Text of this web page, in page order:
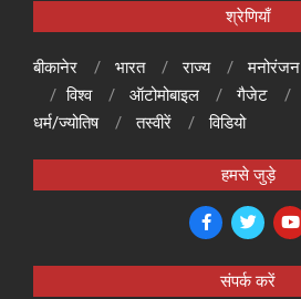
श्रेणियाँ
बीकानेर भारत राज्य मनोरंजन
विश्व
ऑटोमोबाइल गैजेट
धर्म/ज्योतिष
तस्वीरें विडियो
हमसे जुड़े
संपर्क करें